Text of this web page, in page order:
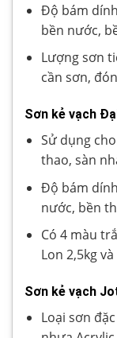
Độ bám
bền nước,
Lượng sơn
cần sơn,
Sơn kẻ vạch
Sử dụng
thao, sàn
Độ bám
nước, bền
Có 4 màu
Lon 2,5kg
Sơn kẻ vạch
Loại sơn